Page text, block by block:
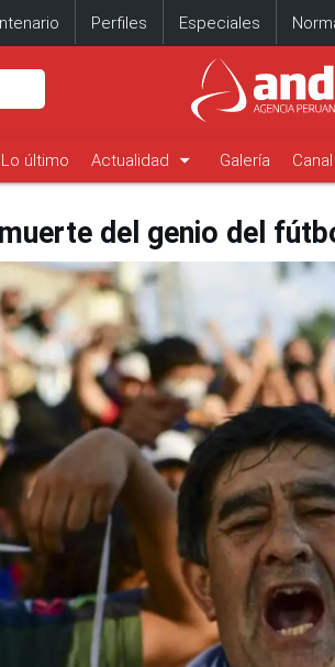
Perfiles Especiales
Lo último Actualidad arrow_drop_down Galería
del genio del